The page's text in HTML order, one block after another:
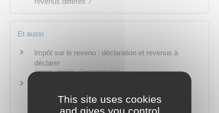
Et aussi
Impôt sur le revenu : déclaration et revenus à
déclarer
Argent - Impôts - Consommation
crédits d'impôt
Argent - Impôts - Consommation
This site uses cookies
and gives you control